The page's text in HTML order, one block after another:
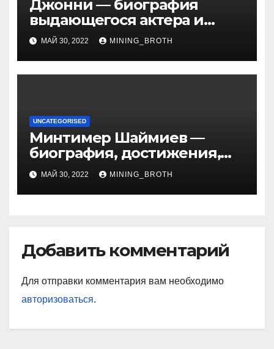
Джонни — биография
выдающегося актера и
талантливого певца, чья
артистичность захватывает
миллионы сердец
МАЙ 30, 2022 MINING_BROTH
UNCATEGORISED
Минтимер Шаймиев —
биография, достижения,
семья
МАЙ 30, 2022 MINING_BROTH
Добавить комментарий
Для отправки комментария вам необходимо
авторизоваться.